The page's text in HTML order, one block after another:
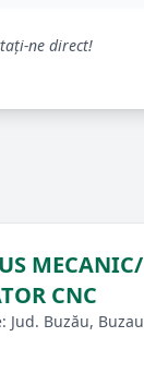
ne direct!
MECANIC/
CNC
Jud. Buzău, Buzau